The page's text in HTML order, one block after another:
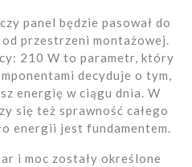
panel będzie pasował do
przestrzeni montażowej.
210 W to parametr, który
decyduje o tym,
energię w ciągu dnia. W
się też sprawność całego
energii jest fundamentem.
i moc zostały określone